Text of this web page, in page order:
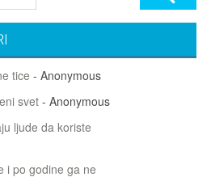
tice - Anonymous
svet- Anonymous
ljude da koriste
i po godine ga ne